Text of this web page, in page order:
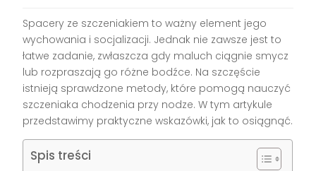
Spacery ze szczeniakiem to ważny element jego
wychowania i socjalizacji. Jednak nie zawsze jest to
łatwe zadanie, zwłaszcza gdy maluch ciągnie smycz
lub rozpraszają go różne bodźce. Na szczęście
istnieją sprawdzone metody, które pomogą nauczyć
szczeniaka chodzenia przy nodze. W tym artykule
przedstawimy praktyczne wskazówki, jak to osiągnąć.
Spis treści